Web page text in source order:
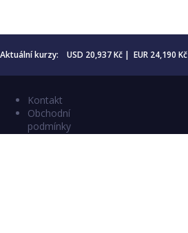
Aktuální kurzy: USD 20,937 Kč | EUR 24,190 Kč
Kontakt
Obchodní
podmínky